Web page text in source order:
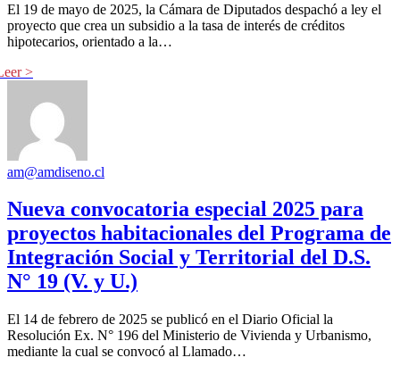
El 19 de mayo de 2025, la Cámara de Diputados despachó a ley el
proyecto que crea un subsidio a la tasa de interés de créditos
hipotecarios, orientado a la…
am@amdiseno.cl
Nueva convocatoria especial 2025 para
proyectos habitacionales del Programa de
Integración Social y Territorial del D.S.
N° 19 (V. y U.)
El 14 de febrero de 2025 se publicó en el Diario Oficial la
Resolución Ex. N° 196 del Ministerio de Vivienda y Urbanismo,
mediante la cual se convocó al Llamado…